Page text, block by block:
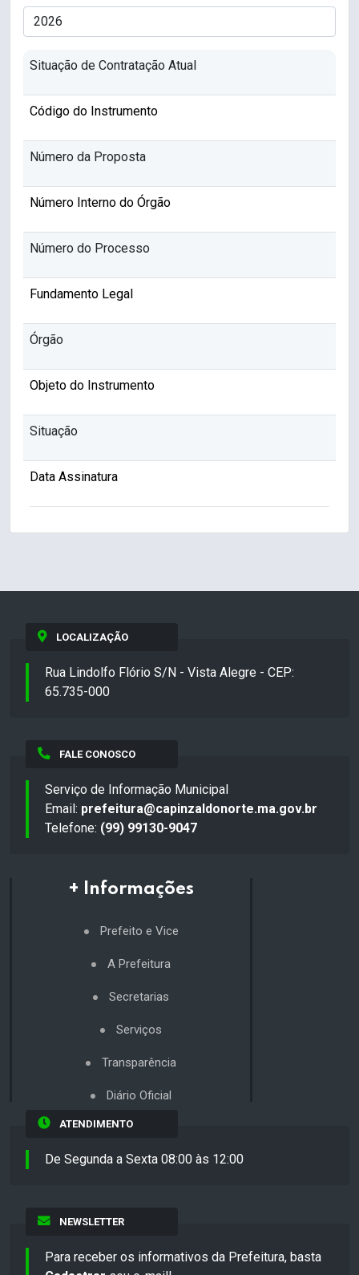
Situação de Contratação Atual
Código do Instrumento
Número da Proposta
Número Interno do Órgão
Número do Processo
Fundamento Legal
Órgão
Objeto do Instrumento
Situação
Data Assinatura
LOCALIZAÇÃO
Rua Lindolfo Flório S/N - Vista Alegre - CEP:
65.735-000
FALE CONOSCO
Serviço de Informação Municipal
Email: prefeitura@capinzaldonorte.ma.gov.br
Telefone: (99) 99130-9047
+ Informações
Prefeito e Vice
A Prefeitura
Secretarias
Serviços
Transparência
Diário Oficial
ATENDIMENTO
De Segunda a Sexta 08:00 às 12:00
NEWSLETTER
Para receber os informativos da Prefeitura, basta